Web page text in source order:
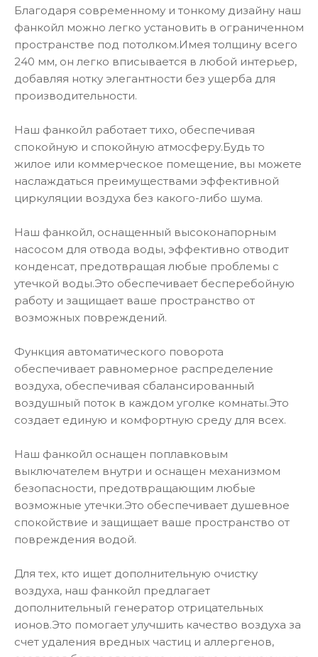
Благодаря современному и тонкому дизайну наш
фанкойл можно легко установить в ограниченном
пространстве под потолком.Имея толщину всего
240 мм, он легко вписывается в любой интерьер,
добавляя нотку элегантности без ущерба для
производительности.
Наш фанкойл работает тихо, обеспечивая
спокойную и спокойную атмосферу.Будь то
жилое или коммерческое помещение, вы можете
наслаждаться преимуществами эффективной
циркуляции воздуха без какого-либо шума.
Наш фанкойл, оснащенный высоконапорным
насосом для отвода воды, эффективно отводит
конденсат, предотвращая любые проблемы с
утечкой воды.Это обеспечивает бесперебойную
работу и защищает ваше пространство от
возможных повреждений.
Функция автоматического поворота
обеспечивает равномерное распределение
воздуха, обеспечивая сбалансированный
воздушный поток в каждом уголке комнаты.Это
создает единую и комфортную среду для всех.
Наш фанкойл оснащен поплавковым
выключателем внутри и оснащен механизмом
безопасности, предотвращающим любые
возможные утечки.Это обеспечивает душевное
спокойствие и защищает ваше пространство от
повреждения водой.
Для тех, кто ищет дополнительную очистку
воздуха, наш фанкойл предлагает
дополнительный генератор отрицательных
ионов.Это помогает улучшить качество воздуха за
счет удаления вредных частиц и аллергенов,